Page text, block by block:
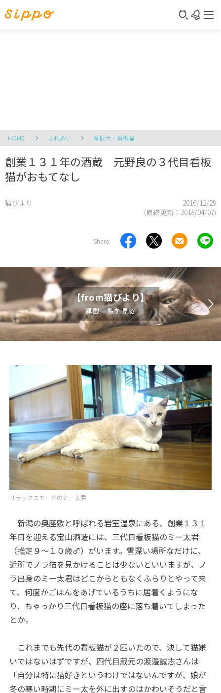
HOME ふれあい 看板犬・看板猫
創業１３１年の酒蔵 元野良の３代目看板
猫がおもてなし
猫びより
2016/12/29
(最終更新： 2018/04/07)
Share
【from猫びより】
連載一覧を見る
リラックスモードのミー太君
新潟の奥座敷と呼ばれる岩室温泉にある、創業１３１
年目を迎える宝山酒造には、三代目看板猫のミー太君
（推定９～１０歳♂）がいます。雪深い場所なだけに、
近所でノラ猫を見かけることは少ないといいますが、ノ
ラ出身のミー太君はどこからともなくふらりとやって来
て、何度かごはんをあげているうちに居着くようにな
り、ちゃっかり三代目看板猫の座に落ち着いてしまった
とか。
これまでも先代の看板猫が２匹いたので、決して猫嫌
いではないはずですが、四代目蔵元の渡邉誠志さんは
「自分は特に猫好きというわけではないんですが、娘が
冬の寒い時期にミー太を外に出すのはかわいそうだと言